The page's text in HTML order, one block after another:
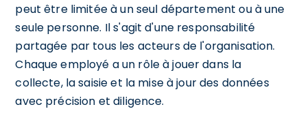
peut être limitée à un seul département ou à une
seule personne. Il s'agit d'une responsabilité
partagée par tous les acteurs de l'organisation.
Chaque employé a un rôle à jouer dans la
collecte, la saisie et la mise à jour des données
avec précision et diligence.